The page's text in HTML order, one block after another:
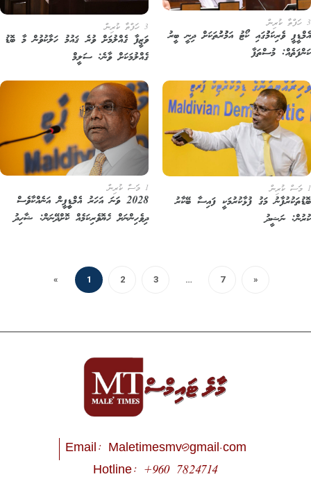
ވެރިކަމުުގައި ކޯޓު އަމުުރުުތަކަށް ދިނީ ބީރު
މުސްތަފާ
ވަޒީފާ ގެއްލުމަށް ވުރެ ޤައުމު ހަލާކުވުން މާ ބޮޑު
ގެއްލުމަކަށް ވާނެ: ސަލީމް
މަގު ފުޅާކުރުމަކީ ފައިސާ ބޭކާރު
ނަޝީދު
2028 ވަނަ އަހަރު އެމްޑީީޕީން އަނެއްކާވެސް
ދިވެހިންނަށް ހެޔޮވެރިކަމެއް ކޮށްދޭނަން: ޝާހިދު
… 7
Email:Maletimesmv@gmail.com
Hotline: +960 7824714